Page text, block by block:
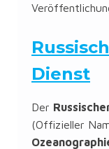
Dienst
Der
(Offizieller